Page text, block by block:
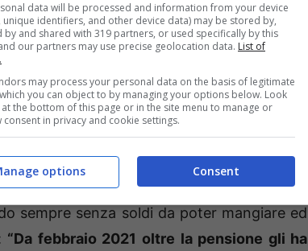
aveva presentato denuncia alle autorità
di una delle vittime aveva scritto alla
raccontato – “ha 75 anni e come me è
di un truffatore che lei dice trovarsi
sono in contatto tramite messaggi: non
tramite posta o bonifici, gli manda ogni
sempre senza soldi da poter mangiare ed
“Da febbraio 2021 oltre la pensione gli ha
data will be processed and information from your device
unique identifiers, and other device data) may be stored by,
by and shared with 319 partners, or used specifically by this
our partners may use precise geolocation data. List of
may process your personal data on the basis of legitimate
you can object to by managing your options below. Look
the bottom of this page or in the site menu to manage or
consent in privacy and cookie settings.
Consent
options